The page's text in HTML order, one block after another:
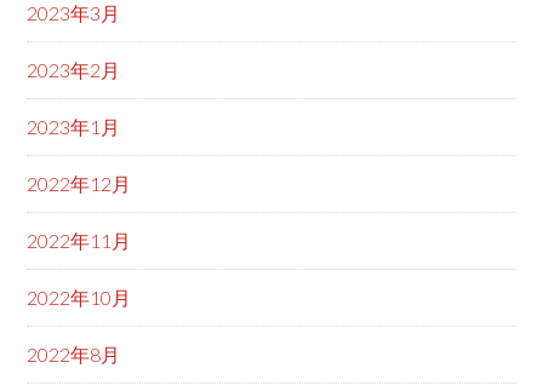
2023年3月
2023年2月
2023年1月
2022年12月
2022年11月
2022年10月
2022年8月